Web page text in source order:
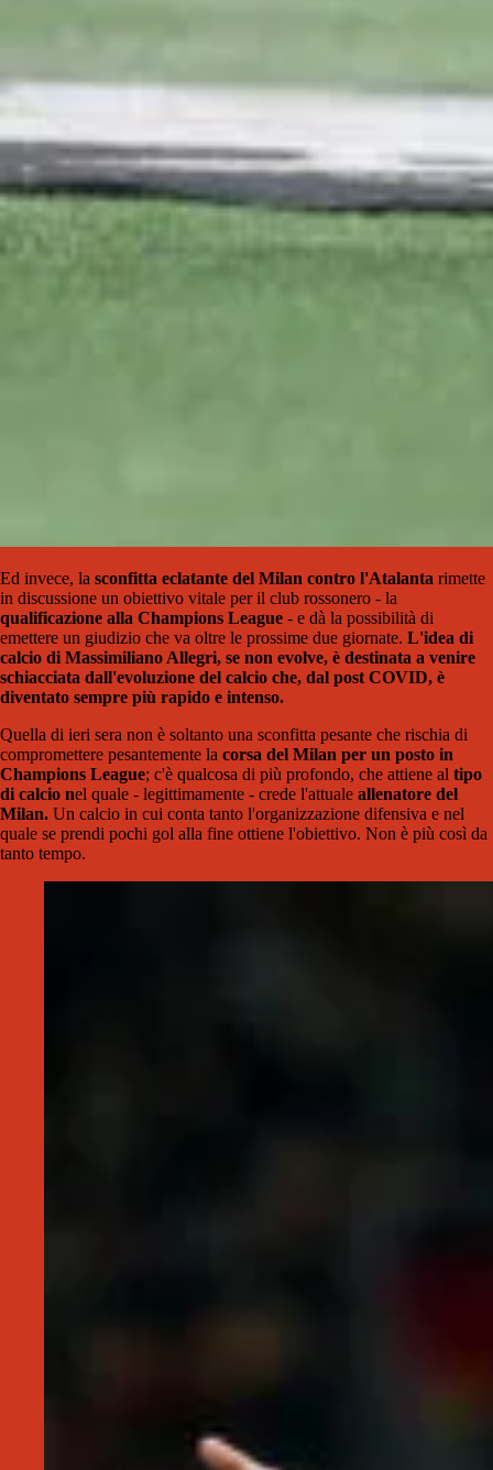
Ed invece, la sconfitta eclatante del Milan contro l'Atalanta rimette
in discussione un obiettivo vitale per il club rossonero - la
qualificazione alla Champions League - e dà la possibilità di
emettere un giudizio che va oltre le prossime due giornate. L'idea di
calcio di Massimiliano Allegri, se non evolve, è destinata a venire
schiacciata dall'evoluzione del calcio che, dal post COVID, è
diventato sempre più rapido e intenso.
Quella di ieri sera non è soltanto una sconfitta pesante che rischia di
compromettere pesantemente la corsa del Milan per un posto in
Champions League; c'è qualcosa di più profondo, che attiene al tipo
di calcio nel quale - legittimamente - crede l'attuale allenatore del
Milan. Un calcio in cui conta tanto l'organizzazione difensiva e nel
quale se prendi pochi gol alla fine ottiene l'obiettivo. Non è più così da
tanto tempo.